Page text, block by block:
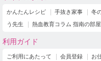
かんたんレシピ 手抜き家事 冬
う先生
熱血教育コラム 指南の部屋
利用ガイド
ご利用にあたって 会員登録 お